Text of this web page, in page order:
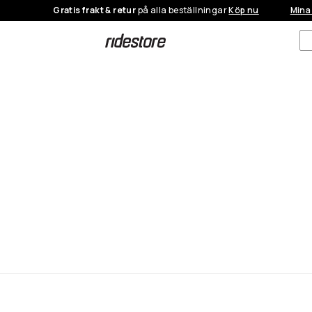
Gratis frakt & returpå alla beställningarKöp nu